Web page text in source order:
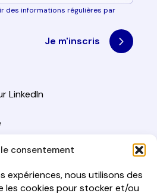
consentement
expériences, nous utilisons des
les cookies pour stocker et/ou
LinkedIn
des informations régulières par